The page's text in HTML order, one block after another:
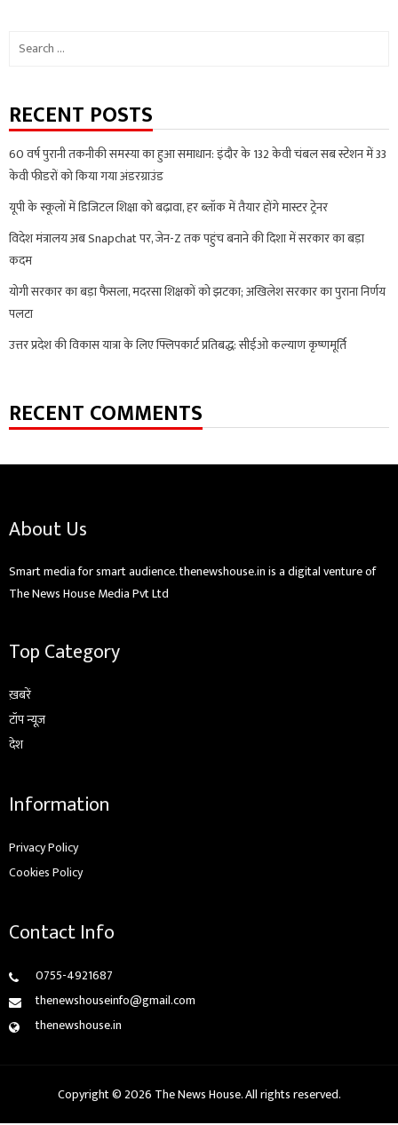
Search
RECENT POSTS
60 वर्ष पुरानी तकनीकी समस्या का हुआ समाधान: इंदौर के 132 केवी चंबल सब स्टेशन में 33
केवी फीडरों को किया गया अंडरग्राउंड
यूपी के स्कूलों में डिजिटल शिक्षा को बढ़ावा, हर ब्लॉक में तैयार होंगे मास्टर ट्रेनर
विदेश मंत्रालय अब Snapchat पर, जेन-Z तक पहुंच बनाने की दिशा में सरकार का बड़ा
कदम
योगी सरकार का बड़ा फैसला, मदरसा शिक्षकों को झटका; अखिलेश सरकार का पुराना निर्णय
पलटा
उत्तर प्रदेश की विकास यात्रा के लिए फ्लिपकार्ट प्रतिबद्ध: सीईओ कल्याण कृष्णमूर्ति
RECENT COMMENTS
About Us
Smart media for smart audience. thenewshouse.in is a digital venture of
The News House Media Pvt Ltd
Top Category
ख़बरें
टॉप न्यूज़
देश
Information
Privacy Policy
Cookies Policy
Contact Info
0755-4921687
thenewshouseinfo@gmail.com
thenewshouse.in
Copyright © 2026 The News House. All rights reserved.